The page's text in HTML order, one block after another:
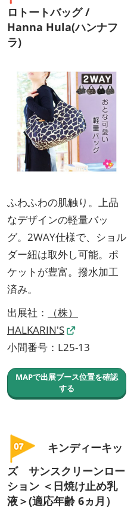
ロトートバッグ /
Hanna Hula(ハンナフ
ラ)
ふわふわの肌触り。上品
なデザインの軽量バッ
グ。2WAY仕様で、ショル
ダー紐は取外し可能。ポ
ケットが豊富。撥水加工
済み。
出展社：
（株）
HALKARIN'S
小間番号：L25-13
MAPで出展ブース位置を確認
する
キンディーキッ
ズ サンスクリーンロー
ション ＜日焼け止め乳
液＞(適応年齢 6ヵ月）